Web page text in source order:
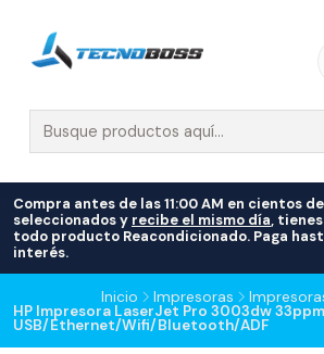
Compra antes de las 11:00 AM en cientos
seleccionados y recibe el mismo día,
todo producto Reacondicionado. Paga
interés.
Inicio Impresoras
HP Impresora LaserJet Pro 3003dw 33ppm
USB/Ethernet/Wifi/Bluetooth/ADF